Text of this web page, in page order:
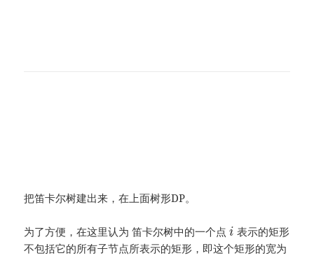
把笛卡尔树建出来，在上面树形DP。
为了方便，在这里认为 笛卡尔树中的一个点i 表示的矩形
不包括它的所有子节点所表示的矩形，即这个矩形的宽为